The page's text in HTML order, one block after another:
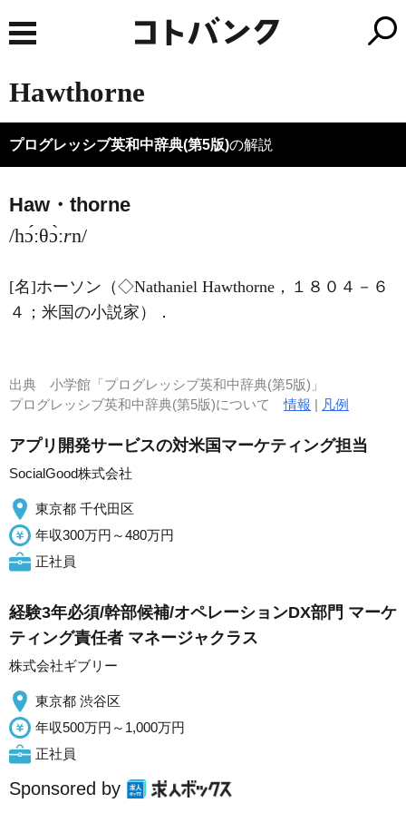
Hawthorne
プログレッシブ英和中辞典(第5版)の解説
Haw・thorne
/hɔ́ːθɔ̀ːrn/
[名]ホーソン（◇Nathaniel Hawthorne ，１８０４－６
４；米国の小説家）
．
出典 小学館「プログレッシブ英和中辞典(第5版)」
プログレッシブ英和中辞典(第5版)について情報 | 凡例
アプリ開発サービスの対米国マーケティング担当
SocialGood株式会社
東京都 千代田区
年収300万円～480万円
正社員
経験3年必須/幹部候補/オペレーションDX部門 マーケ
ティング責任者 マネージャクラス
株式会社ギブリー
東京都 渋谷区
年収500万円～1,000万円
正社員
Sponsored by